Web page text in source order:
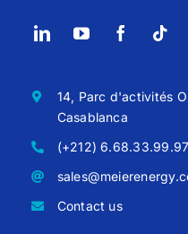
14, Parc d'activités
Casablanca
(+212) 6.68.33.99.97
Contact us